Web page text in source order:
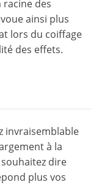
des
ainsi plus
lors du coiffage
des effets.
invraisemblable
à la
dire
plus vos